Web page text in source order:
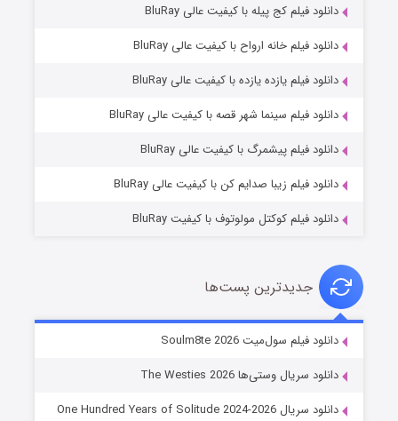
خاندان اژدها فصل ۳
دانلود فیلم کج‌ پیله با کیفیت عالی BluRay
دانلود فیلم خانه ارواح با کیفیت عالی BluRay
دانلود فیلم یازده یازده با کیفیت عالی BluRay
دانلود فیلم سینما شهر قصه با کیفیت عالی BluRay
دانلود فیلم پیشمرگ با کیفیت عالی BluRay
دانلود فیلم زیبا صدایم کن با کیفیت عالی BluRay
دانلود فیلم کوکتل مولوتوف با کیفیت BluRay
جدیدترین پست‌ها
دانلود فیلم سول‌میت Soulm8te 2026
دانلود سریال وستی‌ها The Westies 2026
دانلود سریال One Hundred Years of Solitude 2024-2026